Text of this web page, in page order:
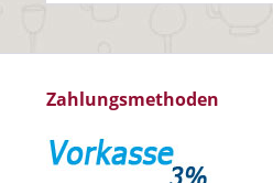
Zahlungsmethoden